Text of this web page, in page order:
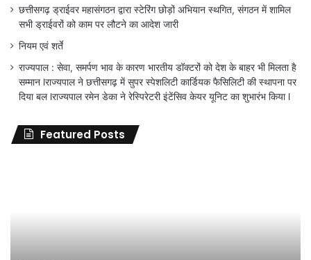
छत्तीसगढ़ ड्राईवर महासंगठन द्वारा स्टेरिंग छोड़ों अभियान स्थगित, संगठन में शामिल
सभी ड्राईवरों को काम पर लौटने का आदेश जारी
नियम एवं शर्ते
राज्यपाल : सेवा, समर्पण भाव के कारण भारतीय डॉक्टरों को देश के बाहर भी मिलता है
सम्मान lराज्यपाल ने छत्तीसगढ़ में सुपर स्पेशलिटी कार्डियक फैसिलिटी की स्थापना पर
दिया बल lराज्यपाल रमेन डेका ने रेस्पिरेटरी इंटेंसिव केयर यूनिट का शुभारंभ किया l
Featured Posts